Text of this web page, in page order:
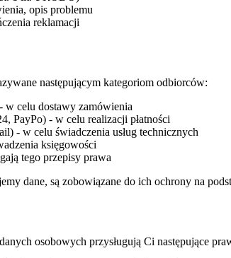
opis problemu
reklamacji
następującym kategoriom odbiorców:
celu dostawy zamówienia
PayPo) - w celu realizacji płatności
- w celu świadczenia usług technicznych
księgowości
tego przepisy prawa
dane, są zobowiązane do ich ochrony na
osobowych przysługują Ci następujące